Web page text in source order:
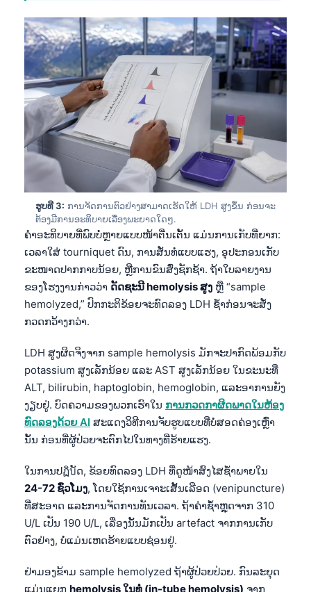
ຮູບທີ 3: ການຈັດການຕົວຢ່າງສາມາດເຮັດໃຫ້ LDH ສູງຂຶ້ນ ກ່ອນຈະ
ຕ້ອງມີການອະທິບາຍເລື່ອງພະຍາດໃດໆ.
ຄຳອະທິບາຍທີ່ພົບບໍ່ຫຼາຍແບບໜ້າຕື່ນເຕັ້ນ ແມ່ນການເກັບທີ່ຍາກ:
ເວລາໃສ່ tourniquet ດົນ, ການສັ່ນທໍ່ແບບແຮງ, ອຸປະກອນເກັບ
ຂະໜາດປາກກາບນ້ອຍ, ຫຼືການຂົນສົ່ງຊັກຊ້າ. ຖ້າໃບລາຍງານ
ຂອງໂຮງງານກ່າວວ່າ ດັດຊະນີ hemolysis ສູງ ຫຼື “sample
hemolyzed,” ປົກກະຕິຂ້ອຍຈະທົດລອງ LDH ຊ້ຳກ່ອນຈະສັ່ງ
ກວດກວ້າງກວ່າ.
LDH ສູງຜິດຈິງຈາກ sample hemolysis ມັກຈະປາກົດພ້ອມກັບ
potassium ສູງເລັກນ້ອຍ ແລະ AST ສູງເລັກນ້ອຍ ໃນຂະນະທີ່
ALT, bilirubin, haptoglobin, hemoglobin, ແລະອາການຍັງ
ງຽບຢູ່. ບົດຄວາມຂອງພວກເຮົາໃນ ການກວດກາຜິດພາດໃນຫ້ອງ
ທົດລອງດ້ວຍ AI ສະແດງວິທີການຈັບຮູບແບບທີ່ບໍ່ສອດຄ່ອງເຫຼົ່າ
ນັ້ນ ກ່ອນທີ່ຜູ້ປ່ວຍຈະຕົກໄປໃນທາງທີ່ຮ້າຍແຮງ.
ໃນການປฏิบັດ, ຂ້ອຍທົດລອງ LDH ທີ່ດູໜ້າສົງໄສຊ້ຳພາຍໃນ
24-72 ຊົ່ວໂມງ, ໂດຍໃຊ້ການເຈາະເສັ້ນເລືອດ (venipuncture)
ທີ່ສະອາດ ແລະການຈັດການທັນເວລາ. ຖ້າຄ່າຊ້ຳຫຼຸດຈາກ 310
U/L ເປັນ 190 U/L, ເລື່ອງນັ້ນມັກເປັນ artefact ຈາກການເກັບ
ຕົວຢ່າງ, ບໍ່ແມ່ນເຫດຮ້າຍແບບຊ່ອນຢູ່.
ຢ່າມອງຂ້າມ sample hemolyzed ຖ້າຜູ້ປ່ວຍປ່ວຍ. ກົນລະຍຸດ
ແມ່ນແຍກ hemolysis ໃນທໍ່ (in-tube hemolysis) ຈາກ